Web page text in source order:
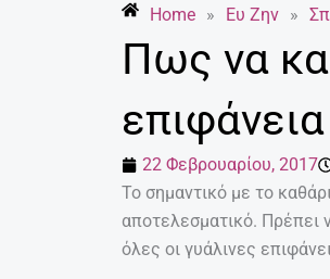
Home » Ευ Ζην »
Πως να
22 Φεβρουαρίου, 2017
To σημαντικό με το
αποτελεσματικό. Πρέπει
όλες οι γυάλινες